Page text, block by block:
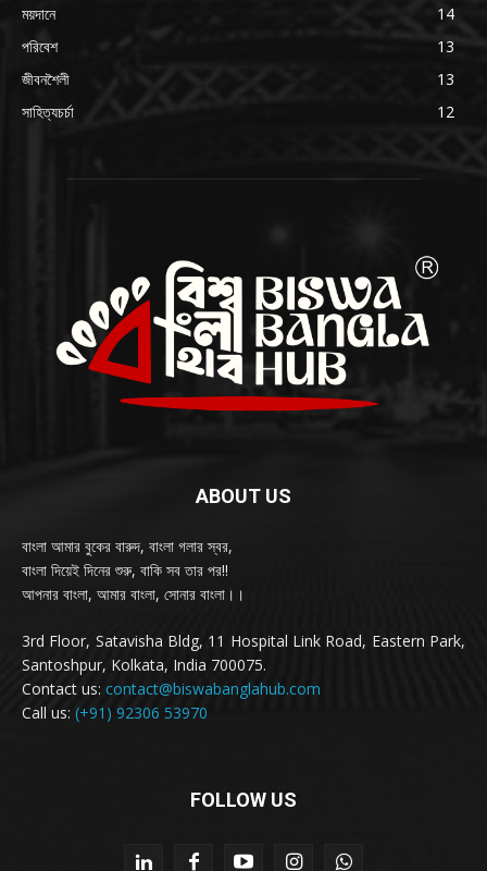
ময়দানে
14
পরিবেশ
13
জীবনশৈলী
13
সাহিত্যচর্চা
12
ABOUT US
বাংলা আমার বুকের বারুদ, বাংলা গলার স্বর,
বাংলা দিয়েই দিনের শুরু, বাকি সব তার পর!!
আপনার বাংলা, আমার বাংলা, সোনার বাংলা।।
3rd Floor, Satavisha Bldg, 11 Hospital Link Road, Eastern Park,
Santoshpur, Kolkata, India 700075.
Contact us: contact@biswabanglahub.com
Call us: (+91) 92306 53970
FOLLOW US